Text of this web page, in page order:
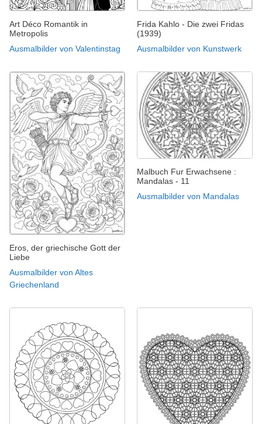
Art Déco Romantik in
Metropolis
Ausmalbilder von Valentinstag
Frida Kahlo - Die zwei Fridas
(1939)
Ausmalbilder von Kunstwerk
Eros, der griechische Gott der
Liebe
Ausmalbilder von Altes
Griechenland
Malbuch Fur Erwachsene :
Mandalas - 11
Ausmalbilder von Mandalas